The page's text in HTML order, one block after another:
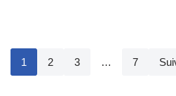
1 2 3 … 7